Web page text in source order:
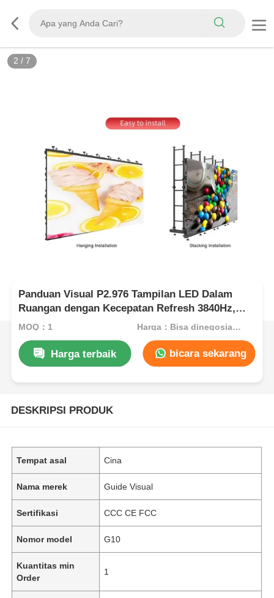
2 / 7
Panduan Visual P2.976 Tampilan LED Dalam
Ruangan dengan Kecepatan Refresh 3840Hz,
Kabinet Koneksi Keras & Perlindungan Anti-
MOQ：1 Harga：Bisa dinegosiasikan
Harga terbaik bicara sekarang
DESKRIPSI PRODUK
Tempat asal Cina
Nama merek Guide Visual
Sertifikasi CCC CE FCC
Nomor model G10
Kuantitas min
Order
1